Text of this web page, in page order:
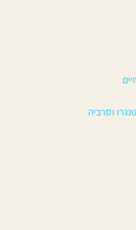
וסרביה